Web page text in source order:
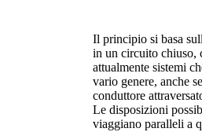
Il principio si basa
in un circuito chiuso,
attualmente sistemi
vario genere, anche
conduttore
Le disposizioni
viaggiano paralleli a